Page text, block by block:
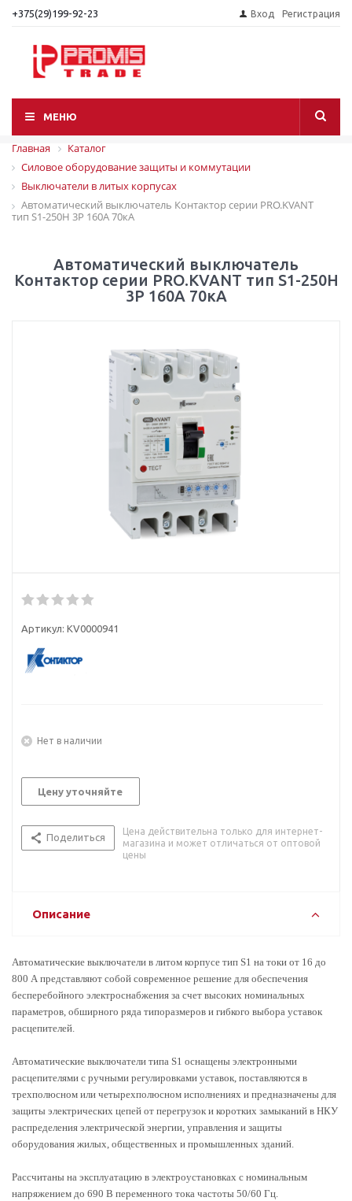
+375(29)199-92-23 Вход Регистрация
МЕНЮ
Главная
Каталог
Силовое оборудование защиты и коммутации
Выключатели в литых корпусах
Автоматический выключатель Контактор серии PRO.KVANT
тип S1-250H 3P 160А 70кА
Автоматический выключатель
Контактор серии PRO.KVANT тип S1-250H
3P 160А 70кА
Артикул: KV0000941
Нет в наличии
Цену уточняйте
Поделиться
Цена действительна только для интернет-
магазина и может отличаться от оптовой
цены
Описание
Автоматические выключатели в литом корпусе тип S1 на токи от 16 до
800 А представляют собой современное решение для обеспечения
бесперебойного электроснабжения за счет высоких номинальных
параметров, обширного ряда типоразмеров и гибкого выбора уставок
расцепителей.
Автоматические выключатели типа S1 оснащены электронными
расцепителями с ручными регулировками уставок, поставляются в
трехполюсном или четырехполюсном исполнениях и предназначены для
защиты электрических цепей от перегрузок и коротких замыканий в НКУ
распределения электрической энергии, управления и защиты
оборудования жилых, общественных и промышленных зданий.
Рассчитаны на эксплуатацию в электроустановках с номинальным
напряжением до 690 В переменного тока частоты 50/60 Гц.